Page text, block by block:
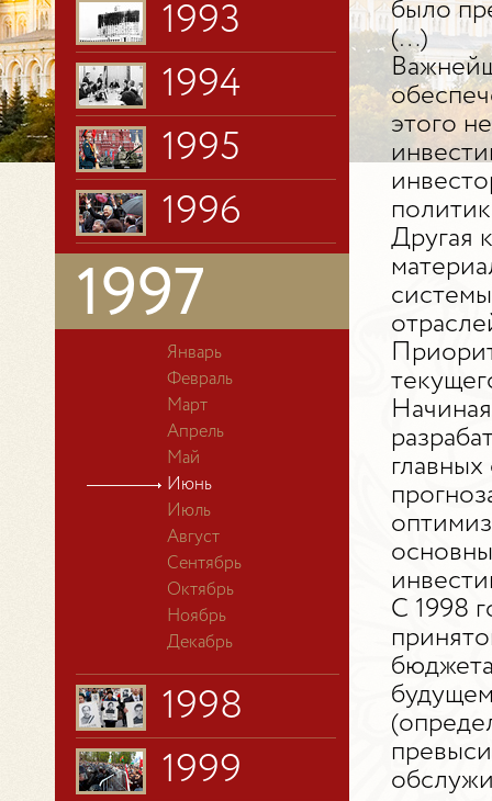
1993
1994
1995
1996
1997
Январь
Февраль
Март
Апрель
Май
Июнь
Июль
Август
Сентябрь
Октябрь
Ноябрь
Декабрь
1998
1999
было
(…)
этого
Другая
С 1998